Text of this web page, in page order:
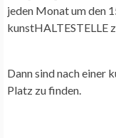
jeden Monat um den
kunstHALTESTELLE
Dann sind nach einer
Platz zu finden.